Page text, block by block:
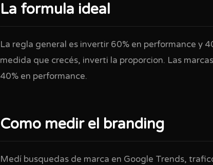
La formula ideal
La regla general es invertir 60% en performance y
medida que crecés, inverti la proporcion. Las
40% en performance.
Como medir el branding
Medí busquedas de marca en Google Trends,